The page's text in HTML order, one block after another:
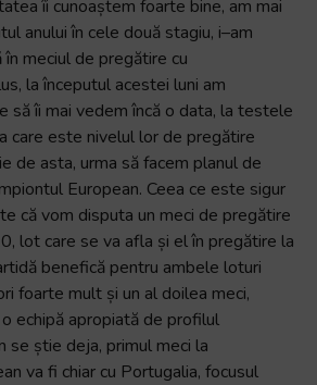
îi cunoaștem foarte bine, am mai
anului în cele două stagiu, i–am
în meciul de pregătire cu
laînceputul acestei luni am
să îi mai vedem încă o data, la testele
care este nivelul lor de pregătire
de asta, urma să facem planul de
European. Ceea ce este sigur
că vom disputa un meci de pregătire
lot care se va afla și elîn pregătire la
benefică pentru ambele loturi
foarte mult și un al doilea meci,
o echipă apropiată de profilul
se știe deja, primul meci la
va fi chiar cu Portugalia, focusul